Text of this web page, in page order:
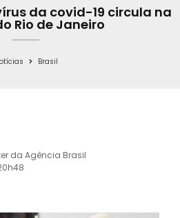
g
r
a
e
b
da covid-19 circula na
Rio de Janeiro
Brasil
da Agência Brasil